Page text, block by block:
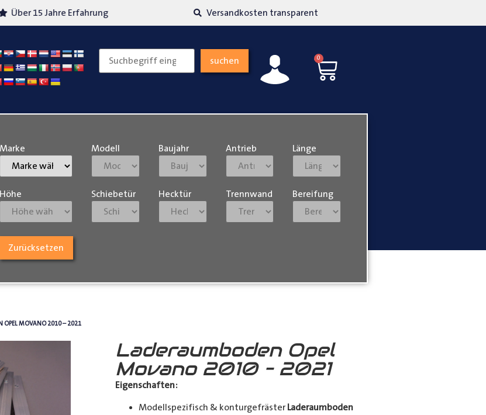
15 Jahre Erfahrung Versandkosten transparent
suchen 0
Marke Modell Baujahr Antrieb Länge
Höhe Schiebetür Hecktür Trennwand Bereifung
Zurücksetzen
OPEL MOVANO 2010 – 2021
Laderaumboden Opel
Movano 2010 – 2021
Eigenschaften:
Modellspezifisch & konturgefräster Laderaumboden